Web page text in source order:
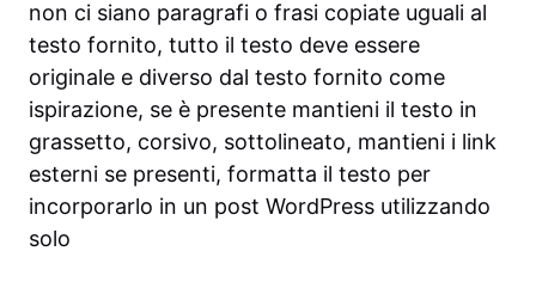
non ci siano paragrafi o frasi copiate uguali al
testo fornito, tutto il testo deve essere
originale e diverso dal testo fornito come
ispirazione, se è presente mantieni il testo in
grassetto, corsivo, sottolineato, mantieni i link
esterni se presenti, formatta il testo per
incorporarlo in un post WordPress utilizzando
solo